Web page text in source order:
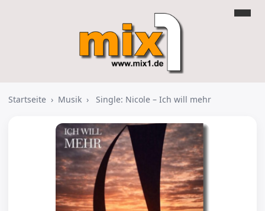
Startseite › Musik › Single: Nicole – Ich will mehr